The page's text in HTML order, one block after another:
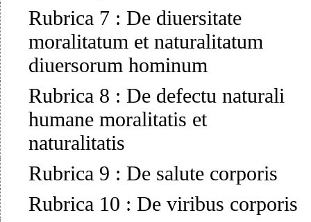
Rubrica 7 : De diuersitate
moralitatum et naturalitatum
diuersorum hominum
Rubrica 8 : De defectu naturali
humane moralitatis et
naturalitatis
Rubrica 9 : De salute corporis
Rubrica 10 : De viribus corporis